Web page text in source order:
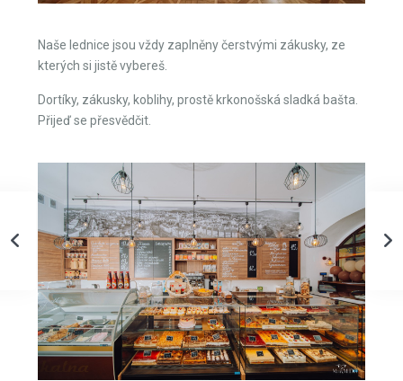
Naše lednice jsou vždy zaplněny čerstvými zákusky, ze
kterých si jistě vybereš.
Dortíky, zákusky, koblihy, prostě krkonošská sladká bašta.
Přijeď se přesvědčit.